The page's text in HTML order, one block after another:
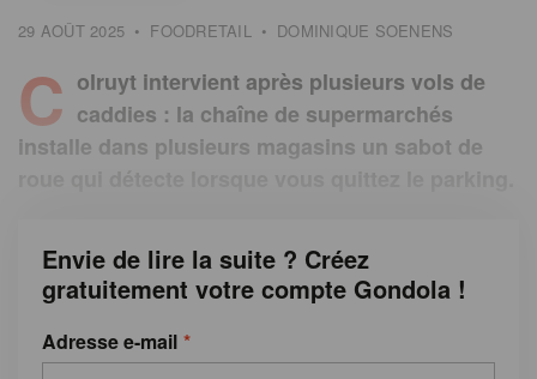
29 AOÛT 2025 • FOODRETAIL • DOMINIQUE SOENENS
C olruyt intervient après plusieurs vols de
caddies : la chaîne de supermarchés
installe dans plusieurs magasins un sabot de
Envie de lire la suite ? Créez
gratuitement votre compte Gondola !
Adresse e-mail